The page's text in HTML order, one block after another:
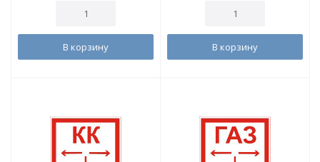
В корзину В корзину